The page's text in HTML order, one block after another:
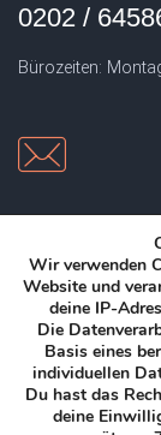
0202 /
Bürozeiten:
EMAIL
Wir verwenden
Website und
deine IP-
Die
Basis eines
individuellen
Du hast das
deine